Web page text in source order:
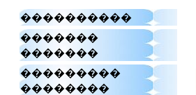
����������
�������
�������
���������
��������